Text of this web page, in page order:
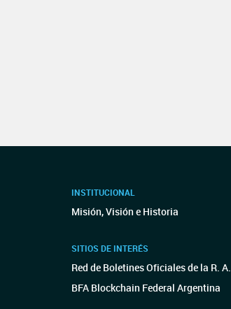
INSTITUCIONAL
Misión, Visión e Historia
SITIOS DE INTERÉS
Red de Boletines Oficiales de la R. A.
BFA Blockchain Federal Argentina